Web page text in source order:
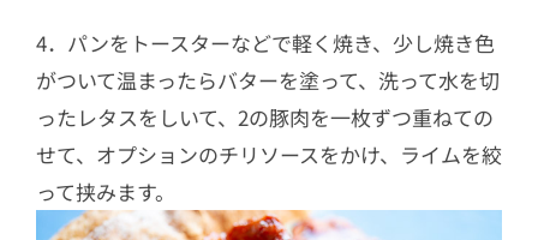
4．パンをトースターなどで軽く焼き、少し焼き色
がついて温まったらバターを塗って、洗って水を切
ったレタスをしいて、2の豚肉を一枚ずつ重ねての
せて、オプションのチリソースをかけ、ライムを絞
って挟みます。